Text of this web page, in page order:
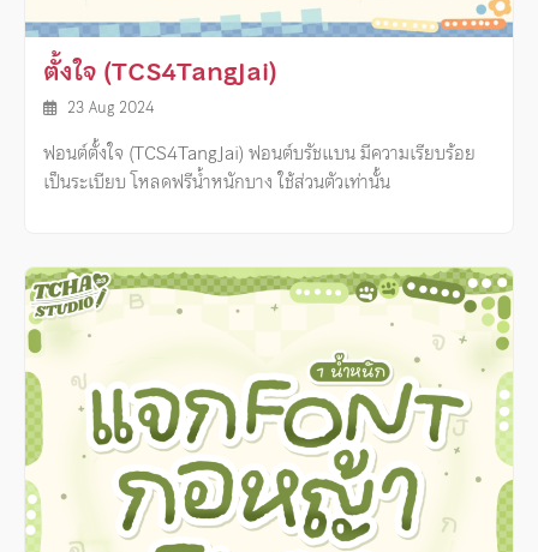
ตั้งใจ (TCS4TangJai)
23 Aug 2024
ฟอนต์ตั้งใจ (TCS4TangJai) ฟอนต์บรัชแบน มีความเรียบร้อย
เป็นระเบียบ โหลดฟรีน้ำหนักบาง ใช้ส่วนตัวเท่านั้น